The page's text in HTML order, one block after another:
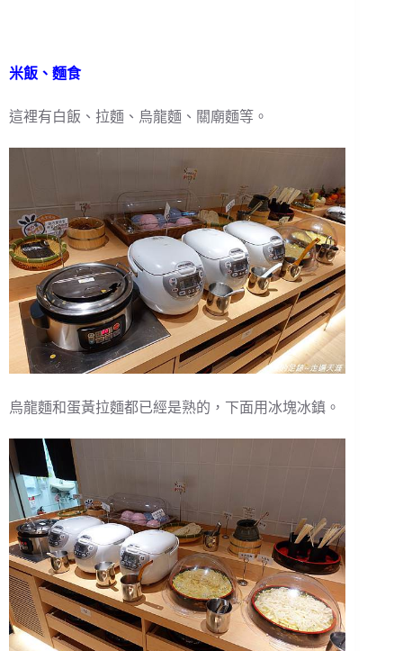
米飯、麵食
這裡有白飯、拉麵、烏龍麵、關廟麵等。
烏龍麵和蛋黃拉麵都已經是熟的，下面用冰塊冰鎮。